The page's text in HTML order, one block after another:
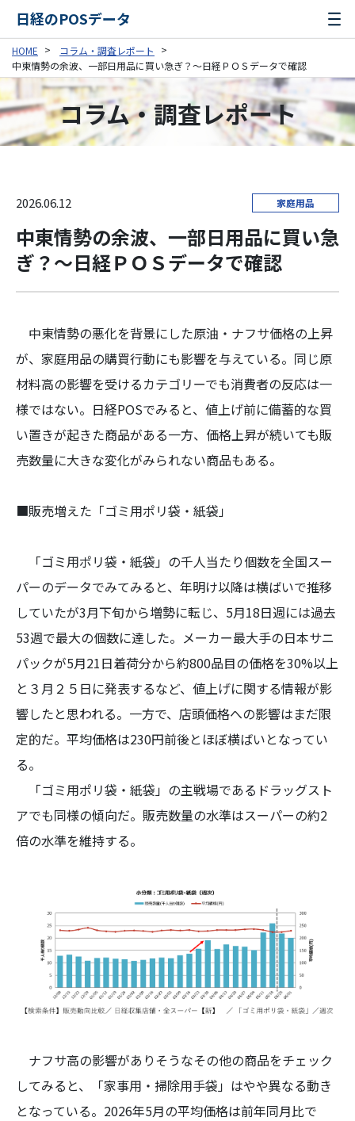
日経のPOSデータ
HOME
コラム・調査レポート
中東情勢の余波、一部日用品に買い急ぎ？～日経ＰＯＳデータで確認
コラム・調査レポート
2026.06.12 家庭用品
中東情勢の余波、一部日用品に買い急
ぎ？～日経ＰＯＳデータで確認
中東情勢の悪化を背景にした原油・ナフサ価格の上昇
が、家庭用品の購買行動にも影響を与えている。同じ原
材料高の影響を受けるカテゴリーでも消費者の反応は一
様ではない。日経POSでみると、値上げ前に備蓄的な買
い置きが起きた商品がある一方、価格上昇が続いても販
売数量に大きな変化がみられない商品もある。
■販売増えた「ゴミ用ポリ袋・紙袋」
「ゴミ用ポリ袋・紙袋」の千人当たり個数を全国スー
パーのデータでみてみると、年明け以降は横ばいで推移
していたが3月下旬から増勢に転じ、5月18日週には過去
53週で最大の個数に達した。メーカー最大手の日本サニ
パックが5月21日着荷分から約800品目の価格を30%以上
と３月２５日に発表するなど、値上げに関する情報が影
響したと思われる。一方で、店頭価格への影響はまだ限
定的だ。平均価格は230円前後とほぼ横ばいとなってい
る。
「ゴミ用ポリ袋・紙袋」の主戦場であるドラッグスト
アでも同様の傾向だ。販売数量の水準はスーパーの約2
倍の水準を維持する。
ナフサ高の影響がありそうなその他の商品をチェック
してみると、「家事用・掃除用手袋」はやや異なる動き
となっている。2026年5月の平均価格は前年同月比で